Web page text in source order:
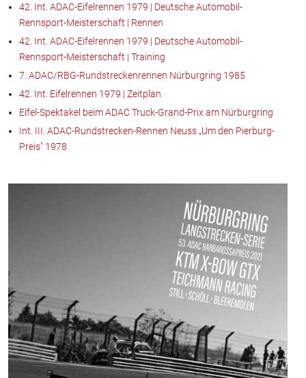
42. Int. ADAC-Eifelrennen 1979 | Deutsche Automobil-
Rennsport-Meisterschaft | Rennen
42. Int. ADAC-Eifelrennen 1979 | Deutsche Automobil-
Rennsport-Meisterschaft | Training
7. ADAC/RBG-Rundstreckenrennen Nürburgring 1985
42. Int. Eifelrennen 1979 | Zeitplan
Eifel-Spektakel beim ADAC Truck-Grand-Prix am Nürburgring
Int. III. ADAC-Rundstrecken-Rennen Neuss „Um den Pierburg-
Preis" 1978